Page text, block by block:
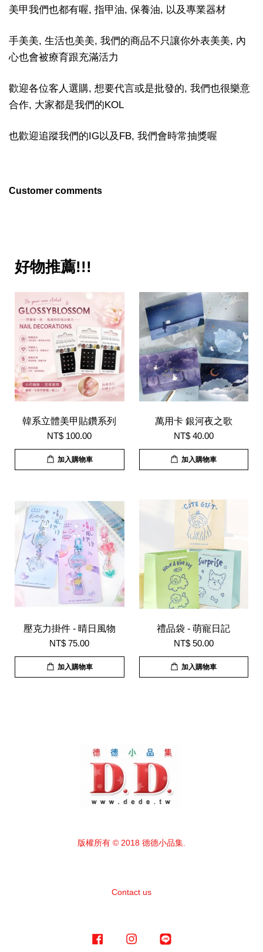
美甲我們也都有喔, 指甲油, 保養油, 以及專業器材
手美美, 生活也美美, 我們的商品不只讓你外表美美, 內
心也會被療育跟充滿活力
歡迎各位客人選購, 想要代言或是批發的, 我們也很樂意
合作, 大家都是我們的KOL
也歡迎追蹤我們的IG以及FB, 我們會時常抽獎喔
Customer comments
好物推薦!!!
韓系立體美甲貼鑽系列
NT$ 100.00
加入購物車
萬用卡 銀河夜之歌
NT$ 40.00
加入購物車
壓克力掛件 - 晴日風物
NT$ 75.00
加入購物車
禮品袋 - 萌寵日記
NT$ 50.00
加入購物車
版權所有 © 2018 德德小品集.
Contact us
Facebook Instagram